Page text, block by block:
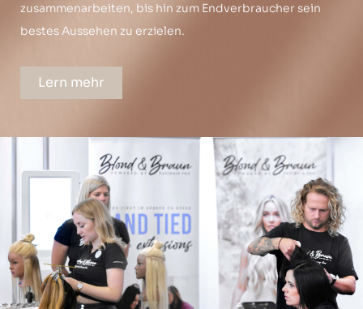
zusammenarbeiten, bis hin zum Endverbraucher sein
bestes Aussehen zu erzielen.
Lern mehr